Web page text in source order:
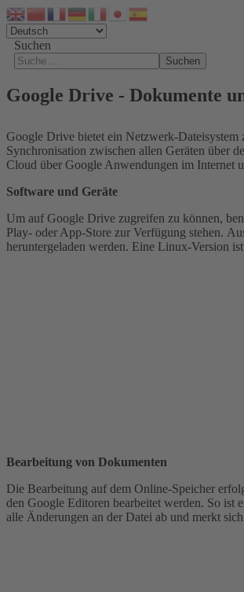
Suchen
Suchen
Google Drive - Dokumente
Google Drive bietet ein Netzwerk-Dateisystem
Synchronisation zwischen allen Geräten über
Cloud über Google Anwendungen im Internet
Software und Geräte
Um auf Google Drive zugreifen zu können,
Play- oder App-Store zur Verfügung stehen.
heruntergeladen werden. Eine Linux-Version
Bearbeitung von Dokumenten
Die Bearbeitung auf dem Online-Speicher
den Google Editoren bearbeitet werden. So ist
alle Änderungen an der Datei ab und merkt